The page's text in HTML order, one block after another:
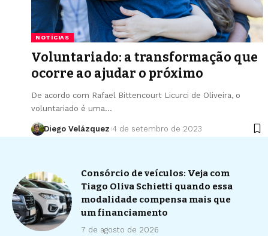
NOTÍCIAS
Voluntariado: a transformação que
ocorre ao ajudar o próximo
De acordo com Rafael Bittencourt Licurci de Oliveira, o
voluntariado é uma…
Diego Velázquez 4 de setembro de 2023
Consórcio de veículos: Veja com
Tiago Oliva Schietti quando essa
modalidade compensa mais que
um financiamento
7 de agosto de 2026